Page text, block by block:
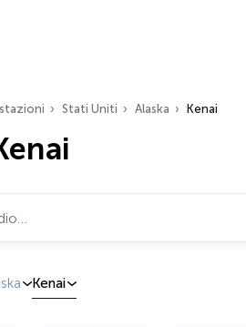
Stati Uniti Alaska Kenai
Kenai